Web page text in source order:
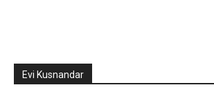
Evi Kusnandar